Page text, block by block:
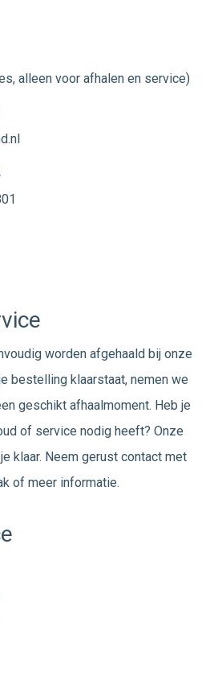
alleen voor afhalen en service)
worden afgehaald bij onze
bestelling klaarstaat, nemen we
geschikt afhaalmoment. Heb je
of service nodig heeft? Onze
klaar. Neem gerust contact met
of meer informatie.